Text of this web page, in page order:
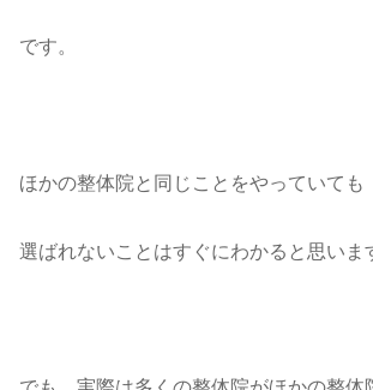
です。
ほかの整体院と同じことをやっていても
選ばれないことはすぐにわかると思いま